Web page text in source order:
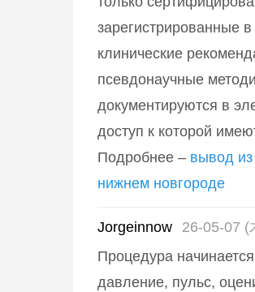
зарегистрированные
клинические
псевдонаучные
документируются в
доступ к которой
Подробнее – вывод
нижнем новгороде
Jorgeinnow
26-05-07 (
Процедура
давление, пульс,